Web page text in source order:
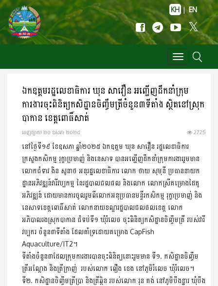
KH | EN
Toggle
navigation
ឯកឧត្តមរដ្ឋលេខាធិការ ឃុន សាវឿន អញ្ជើញដឹកនាំក្រុម
ការងារចុះពិនិត្យកសិដ្ឋានចិញ្ចឹមត្រីចំនួន៣ទីតាំង ស្ថិតនៅស្រុក
បាកាន ខេត្តពោធិ៍សាត់
ចេញ​ផ្សាយ​ ២០ ឧសភា ២០២៥ 2725
នៅថ្ងៃទី១៩ ខែឧសភា ឆ្នាំ២០២៥ ឯកឧត្តម ឃុន សាវឿន រដ្ឋលេខាធិការ
ក្រសួងកសិកម្ម រុក្ខាប្រមាញ់ និងនេសាទ បានអញ្ជើញដឹកនាំក្រុមការងាររួមមាន
លោកជំទាវ ងិន សូនាថ អនុរដ្ឋលេខាធិការ លោក ថាយ សុមុនី ប្រធាននាយក
ដ្ឋានអភិវឌ្ឍន៍វារីវប្បកម្ម នៃរដ្ឋបាលជលផល និងលោក លោកស្រីគម្រោងដៃគូ
អភិវឌ្ឍន៍ ដោយមានការចូលរួមពីលោកអនុប្រធានមន្ទីរកសិកម្ម រុក្ខាប្រមាញ់ និង
នេសាទខេត្តពោធិ៍សាត់ លោកនាយខណ្ឌរដ្ឋបាលជលផលខេត្ត លោក
អភិបាលរងស្រុកបាកាន ជំទប់ទី១ ឃុំរំលេច ចុះពិនិត្យកសិដ្ឋានចិញ្ចឹមត្រី របស់វារី
វប្បករ ចំនួន៣ទីតាំង ដែលគាំទ្រដោយគម្រោង CapFish
Aquaculture/IT2។
ទីតាំងចំនួន៣ដែលក្រុមការងារបានចុះពិនិត្យនោះរួមមាន ទី១. កសិដ្ឋានចិញ្ចឹម
ត្រីអណ្តែង និងត្រីក្រាញ់ របស់លោក ពឿង ខេង នៅភូមិរំលេច ឃុំរំលេច។
ទី២. កសិដ្ឋានចិញ្ចឹមត្រីប្រា និងត្រីឆ្ពិន របស់លោក រុន គង់ នៅភូមិបឹងខ្នារ ឃុំបឹង